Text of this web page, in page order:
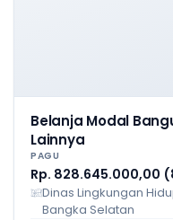
Belanja Modal
Lainnya
PAGU
Rp. 828.645.000,00
Dinas Lingkungan
Bangka Selatan